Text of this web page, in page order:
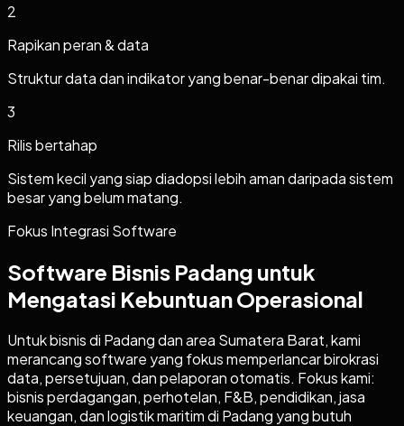
2
Rapikan peran & data
Struktur data dan indikator yang benar-benar dipakai tim.
3
Rilis bertahap
Sistem kecil yang siap diadopsi lebih aman daripada sistem
besar yang belum matang.
Fokus Integrasi Software
Software Bisnis Padang untuk
Mengatasi Kebuntuan Operasional
Untuk bisnis di Padang dan area Sumatera Barat, kami
merancang software yang fokus memperlancar birokrasi
data, persetujuan, dan pelaporan otomatis. Fokus kami:
bisnis perdagangan, perhotelan, F&B, pendidikan, jasa
keuangan, dan logistik maritim di Padang yang butuh